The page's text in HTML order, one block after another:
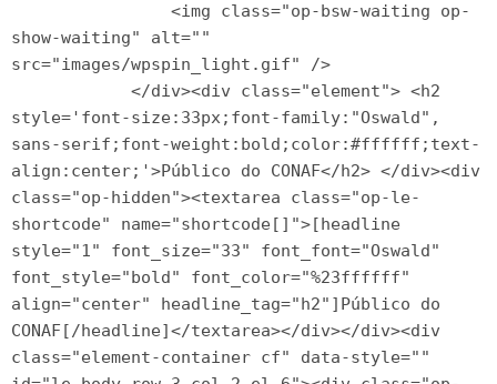
show-waiting" alt=""
src="images/wpspin_light.gif" />
style='font-size:33px;font-family:"Oswald",
sans-serif;font-weight:bold;color:#ffffff;text-
align:center;'>Público do CONAF</h2> </div><div
class="op-hidden"><textarea class="op-le-
shortcode" name="shortcode[]">[headline
style="1" font_size="33" font_font="Oswald"
font_style="bold" font_color="%23ffffff"
align="center" headline_tag="h2"]Público do
CONAF[/headline]</textarea></div></div><div
class="element-container cf" data-style=""